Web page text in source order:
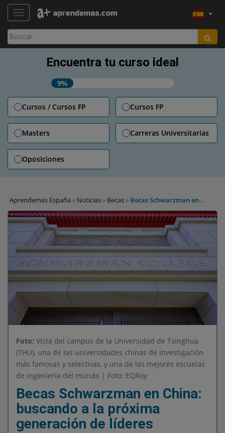
TOGGLE NAVIGATION
Buscar:
Encuentra tu curso ideal
9%
Cursos / Cursos FP Cursos FP
Masters Carreras Universitarias
Oposiciones
Aprendemas España » Noticias » Becas » Becas Schwarzman en
China: buscando a la próxima generación de líderes
Foto: Vista del campus de la Universidad de Tsinghua
(THU), una de las universidades chinas de investigación
más famosas y selectivas, y una de las mejores escuelas
de ingeniería del mundo | Foto: EQRoy
Becas Schwarzman en China:
buscando a la próxima
generación de líderes